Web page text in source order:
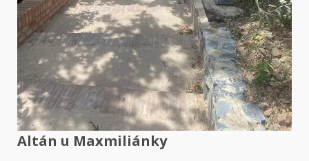
Altán u Maxmiliánky